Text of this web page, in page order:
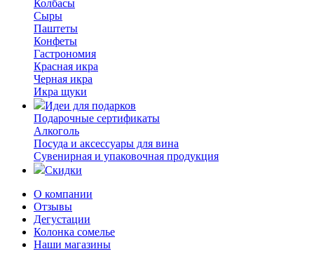
Колбасы
Сыры
Паштеты
Конфеты
Гастрономия
Красная икра
Черная икра
Икра щуки
Идеи для подарков
Подарочные сертификаты
Алкоголь
Посуда и аксессуары для вина
Сувенирная и упаковочная продукция
Скидки
О компании
Отзывы
Дегустации
Колонка сомелье
Наши магазины